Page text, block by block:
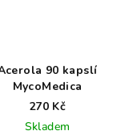
90 kapslí
MycoMedica
270 Kč
Skladem